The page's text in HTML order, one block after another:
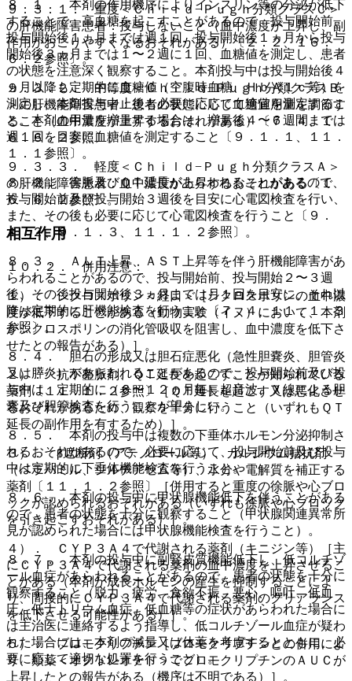
９．３．１． 重度＜Ｃｈｉｌｄ−Ｐｕｇｈ分類クラスＣ＞
の肝機能障害患者：投与しないこと（血中濃度が上昇し、副
作用がおこりやすくなるおそれがある）〔２．２、１６．
６．２参照〕。
９．３．２． 中等度＜Ｃｈｉｌｄ−Ｐｕｇｈ分類クラスＢ
＞の肝機能障害患者：患者の状態に応じて適宜用量を調節す
ること（血中濃度が上昇するおそれがある）〔７．４、１
６．６．２参照〕。
９．３．３． 軽度＜Ｃｈｉｌｄ−Ｐｕｇｈ分類クラスＡ＞
の肝機能障害患者：血中濃度が上昇するおそれがある〔１
６．６．２参照〕。
相互作用
１０．２． 併用注意：
１）． シクロスポリン＜経口＞［シクロスポリンの血中濃
度が低下することがある（動物実験（イヌ）において、本剤
がシクロスポリンの消化管吸収を阻害し、血中濃度を低下さ
せたとの報告がある）］。
２）． 抗不整脈剤、ＱＴ延長を起こすことが知られている
薬剤〔１１．１．２参照〕［ＱＴ延長を起こす又は悪化させ
るおそれがあるため、観察を十分に行うこと（いずれもＱＴ
延長の副作用を有するため）］。
３）． β遮断剤（アテノロール等）、カルシウム拮抗剤
（ベラパミル、ジルチアゼム等）、水分や電解質を補正する
薬剤〔１１．１．２参照〕［併用すると重度の徐脈や心ブロ
ックが認められるおそれがある（いずれも徐脈や心ブロック
を引き起こすおそれがある）］。
４）． ＣＹＰ３Ａ４で代謝される薬剤（キニジン等）［主
にＣＹＰ３Ａ４で代謝される薬剤の血中濃度を上昇させるこ
とがある（本剤が成長ホルモンの産生を抑制することによ
り、間接的にＣＹＰ３Ａ４で代謝される薬剤のクリアランス
を低下させる可能性がある）］。
５）． ブロモクリプチン［ブロモクリプチンとの併用によ
り、類薬＜オクトレオチド＞でブロモクリプチンのＡＵＣが
上昇したとの報告がある（機序は不明である）］。
８．１． 本剤の作用機序によりインスリン等の分泌が低下
することで、高血糖を起こすことがあるので、投与開始前、
投与開始後１ヵ月までは週１回、投与開始後１ヵ月から投与
開始後３ヵ月までは１〜２週に１回、血糖値を測定し、患者
の状態を注意深く観察すること。本剤投与中は投与開始後４
ヵ月以降も定期的に血糖値（空腹時血糖、ＨｂＡ１ｃ等）を
測定し、本剤投与中止後も必要に応じて血糖値を測定するこ
と。本剤の用量を増量する場合は、増量後４〜６週間までは
週１回を目安に血糖値を測定すること〔９．１．１、１１．
１．１参照〕。
８．２． 徐脈及びＱＴ延長があらわれることがあるので、
投与開始前及び投与開始３週後を目安に心電図検査を行い、
また、その後も必要に応じて心電図検査を行うこと〔９．
１．２、９．１．３、１１．１．２参照〕。
８．３． ＡＬＴ上昇、ＡＳＴ上昇等を伴う肝機能障害があ
らわれることがあるので、投与開始前、投与開始２〜３週
後、その後投与開始後３ヵ月までは月１回を目安に、それ以
降は定期的に肝機能検査を行うこと〔７．４、１１．１．３
参照〕。
８．４． 胆石の形成又は胆石症悪化（急性胆嚢炎、胆管炎
又は膵炎）があらわれることがあるので、投与開始前及び投
与中は、定期的に（６〜１２ヵ月毎）超音波、Ｘ線による胆
嚢及び胆管検査を行うことが望ましい。
８．５． 本剤の投与中は複数の下垂体ホルモン分泌抑制さ
れるおそれがあるので、必要に応じて、投与開始前及び投与
中は定期的に下垂体機能検査を行うこと。
８．６． 本剤の投与中に甲状腺機能低下を伴うことがある
ので、患者の状態を十分に観察すること（甲状腺関連異常所
見が認められた場合には甲状腺機能検査を行うこと）。
８．７． 本剤の投与中に副腎皮質機能低下し、低コルチゾ
ール血症があらわれることがあるので、患者の状態を十分に
観察すること（脱力、疲労、食欲不振、悪心、嘔吐、低血
圧、低ナトリウム血症、低血糖等の症状があらわれた場合に
は主治医に連絡するよう指導し、低コルチゾール血症が疑わ
れた場合には、本剤の減量又は休薬を考慮するとともに、必
要に応じて適切な処置を行うこと）。